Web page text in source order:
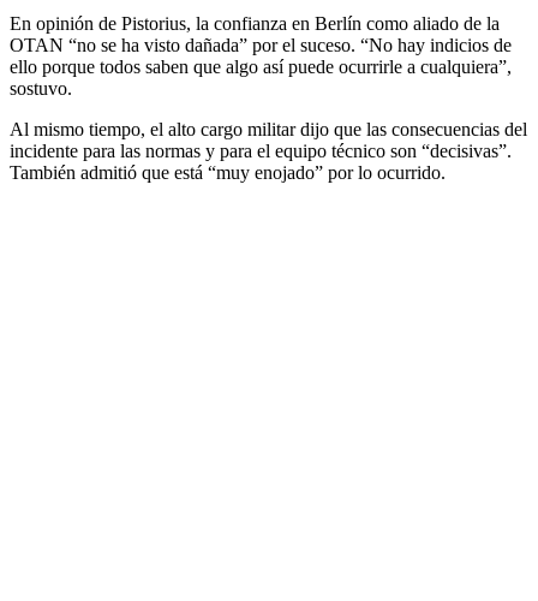
En opinión de Pistorius, la confianza en Berlín como aliado de la
OTAN “no se ha visto dañada” por el suceso. “No hay indicios de
ello porque todos saben que algo así puede ocurrirle a cualquiera”,
sostuvo.
Al mismo tiempo, el alto cargo militar dijo que las consecuencias del
incidente para las normas y para el equipo técnico son “decisivas”.
También admitió que está “muy enojado” por lo ocurrido.